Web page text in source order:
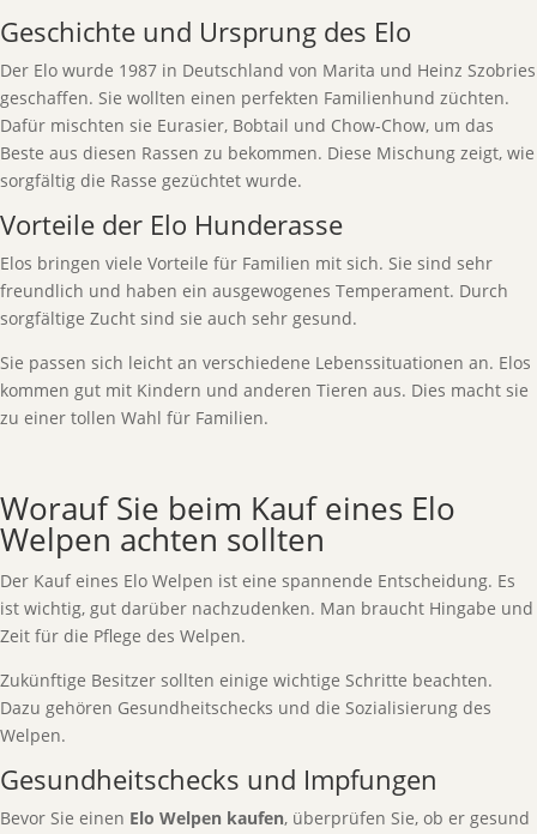
Geschichte und Ursprung des Elo
Der Elo wurde 1987 in Deutschland von Marita und Heinz Szobries
geschaffen. Sie wollten einen perfekten Familienhund züchten.
Dafür mischten sie Eurasier, Bobtail und Chow-Chow, um das
Beste aus diesen Rassen zu bekommen. Diese Mischung zeigt, wie
sorgfältig die Rasse gezüchtet wurde.
Vorteile der Elo Hunderasse
Elos bringen viele Vorteile für Familien mit sich. Sie sind sehr
freundlich und haben ein ausgewogenes Temperament. Durch
sorgfältige Zucht sind sie auch sehr gesund.
Sie passen sich leicht an verschiedene Lebenssituationen an. Elos
kommen gut mit Kindern und anderen Tieren aus. Dies macht sie
zu einer tollen Wahl für Familien.
Worauf Sie beim Kauf eines Elo
Welpen achten sollten
Der Kauf eines Elo Welpen ist eine spannende Entscheidung. Es
ist wichtig, gut darüber nachzudenken. Man braucht Hingabe und
Zeit für die Pflege des Welpen.
Zukünftige Besitzer sollten einige wichtige Schritte beachten.
Dazu gehören Gesundheitschecks und die Sozialisierung des
Welpen.
Gesundheitschecks und Impfungen
Bevor Sie einen Elo Welpen kaufen, überprüfen Sie, ob er gesund